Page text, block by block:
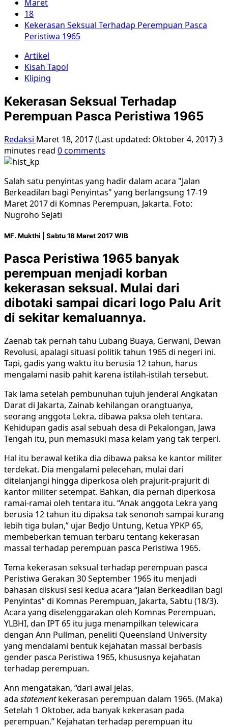
Maret
18
Kekerasan Seksual Terhadap Perempuan Pasca
Peristiwa 1965
Artikel
Kisah Tapol
Kliping
Kekerasan Seksual Terhadap
Perempuan Pasca Peristiwa 1965
Redaksi Maret 18, 2017 (Last updated: Oktober 4, 2017)3
minutes read 0 comments
Salah satu penyintas yang hadir dalam acara "Jalan
Berkeadilan bagi Penyintas" yang berlangsung 17-19
Maret 2017 di Komnas Perempuan, Jakarta. Foto:
Nugroho Sejati
MF. Mukthi | Sabtu 18 Maret 2017 WIB
Pasca Peristiwa 1965 banyak
perempuan menjadi korban
kekerasan seksual. Mulai dari
dibotaki sampai dicari logo Palu Arit
di sekitar kemaluannya.
Zaenab tak pernah tahu Lubang Buaya, Gerwani, Dewan
Revolusi, apalagi situasi politik tahun 1965 di negeri ini.
Tapi, gadis yang waktu itu berusia 12 tahun, harus
mengalami nasib pahit karena istilah-istilah tersebut.
Tak lama setelah pembunuhan tujuh jenderal Angkatan
Darat di Jakarta, Zainab kehilangan orangtuanya,
seorang anggota Lekra, dibawa paksa oleh tentara.
Kehidupan gadis asal sebuah desa di Pekalongan, Jawa
Tengah itu, pun memasuki masa kelam yang tak terperi.
Hal itu berawal ketika dia dibawa paksa ke kantor militer
terdekat. Dia mengalami pelecehan, mulai dari
ditelanjangi hingga diperkosa oleh prajurit-prajurit di
kantor militer setempat. Bahkan, dia pernah diperkosa
ramai-ramai oleh tentara itu. “Anak anggota Lekra yang
berusia 12 tahun itu dipaksa tak senonoh sampai kurang
lebih tiga bulan,” ujar Bedjo Untung, Ketua YPKP 65,
membeberkan temuan terbaru tentang kekerasan
massal terhadap perempuan pasca Peristiwa 1965.
Tema kekerasan seksual terhadap perempuan pasca
Peristiwa Gerakan 30 September 1965 itu menjadi
bahasan diskusi sesi kedua acara “Jalan Berkeadilan bagi
Penyintas” di Komnas Perempuan, Jakarta, Sabtu (18/3).
Acara yang diselenggarakan oleh Komnas Perempuan,
YLBHI, dan IPT 65 itu juga menampilkan telewicara
dengan Ann Pullman, peneliti Queensland University
yang mendalami bentuk kejahatan massal berbasis
gender pasca Peristiwa 1965, khususnya kejahatan
terhadap perempuan.
Ann mengatakan, “dari awal jelas,
ada statementkekerasan perempuan dalam 1965. (Maka)
Setelah 1 Oktober, ada banyak kekerasan pada
perempuan.” Kejahatan terhadap perempuan itu